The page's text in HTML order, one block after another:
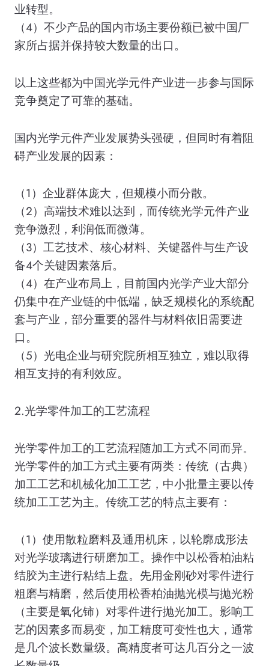
业转型。
（4）不少产品的国内市场主要份额已被中国厂
家所占据并保持较大数量的出口。
以上这些都为中国光学元件产业进一步参与国际
竞争奠定了可靠的基础。
国内光学元件产业发展势头强硬，但同时有着阻
碍产业发展的因素：
（1）企业群体庞大，但规模小而分散。
（2）高端技术难以达到，而传统光学元件产业
竞争激烈，利润低而微薄。
（3）工艺技术、核心材料、关键器件与生产设
备4个关键因素落后。
（4）在产业布局上，目前国内光学产业大部分
仍集中在产业链的中低端，缺乏规模化的系统配
套与产业，部分重要的器件与材料依旧需要进
口。
（5）光电企业与研究院所相互独立，难以取得
相互支持的有利效应。
2.光学零件加工的工艺流程
光学零件加工的工艺流程随加工方式不同而异。
光学零件的加工方式主要有两类：传统（古典）
加工工艺和机械化加工工艺，中小批量主要以传
统加工工艺为主。传统工艺的特点主要有：
（1）使用散粒磨料及通用机床，以轮廓成形法
对光学玻璃进行研磨加工。操作中以松香柏油粘
结胶为主进行粘结上盘。先用金刚砂对零件进行
粗磨与精磨，然后使用松香柏油抛光模与抛光粉
（主要是氧化铈）对零件进行抛光加工。影响工
艺的因素多而易变，加工精度可变性也大，通常
是几个波长数量级。高精度者可达几百分之一波